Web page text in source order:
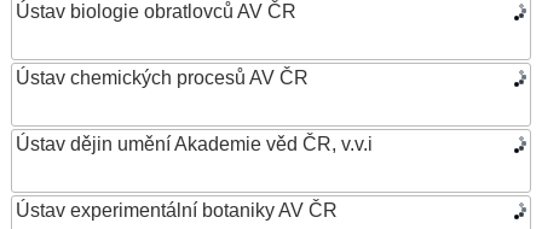
Ústav biologie obratlovců AV ČR
Ústav chemických procesů AV ČR
Ústav dějin umění Akademie věd ČR, v.v.i
Ústav experimentální botaniky AV ČR